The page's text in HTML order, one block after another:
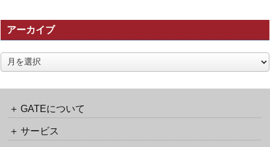
の
ト
ラ
ッ
ク
ッ
URL
アーカイブ
ア
ー
GATEについて
サービス